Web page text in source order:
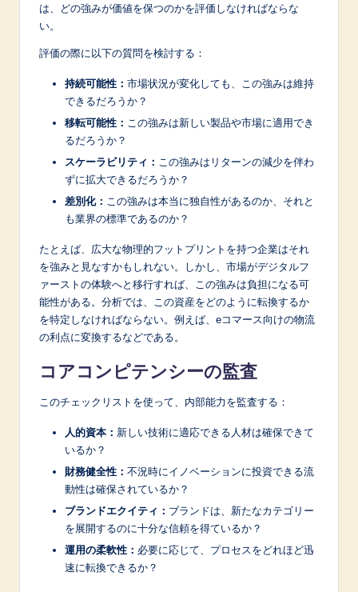
は、どの強みが価値を保つのかを評価しなければならな
い。
評価の際に以下の質問を検討する：
持続可能性： 市場状況が変化しても、この強みは維持
できるだろうか？
移転可能性： この強みは新しい製品や市場に適用でき
るだろうか？
スケーラビリティ： この強みはリターンの減少を伴わ
ずに拡大できるだろうか？
差別化： この強みは本当に独自性があるのか、それと
も業界の標準であるのか？
たとえば、広大な物理的フットプリントを持つ企業はそれ
を強みと見なすかもしれない。しかし、市場がデジタルフ
ァーストの体験へと移行すれば、この強みは負担になる可
能性がある。分析では、この資産をどのように転換するか
を特定しなければならない。例えば、eコマース向けの物流
の利点に変換するなどである。
コアコンピテンシーの監査
このチェックリストを使って、内部能力を監査する：
人的資本： 新しい技術に適応できる人材は確保できて
いるか？
財務健全性： 不況時にイノベーションに投資できる流
動性は確保されているか？
ブランドエクイティ： ブランドは、新たなカテゴリー
を展開するのに十分な信頼を得ているか？
運用の柔軟性： 必要に応じて、プロセスをどれほど迅
速に転換できるか？